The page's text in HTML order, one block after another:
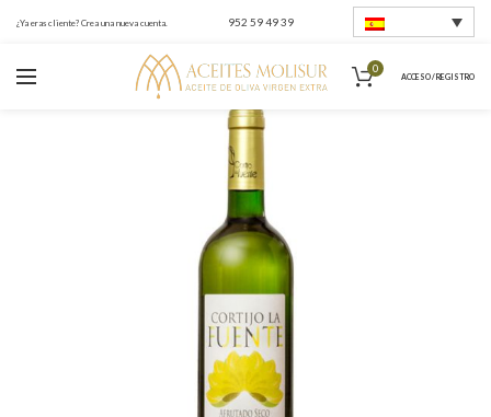
¿Ya eras cliente? Crea una nueva cuenta. 952 59 49 39
0
ACCESO / REGISTRO